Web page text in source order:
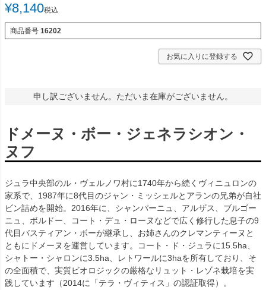
¥8,140税込
商品番号 16202
お気に入りに登録する
申し訳ございません。ただいま在庫がございません。
ドメーヌ・ボー・ジェネラシオン・
ヌフ
ジュラ中央部のル・ヴェルノワ村に1740年から続くヴィニュロンの
家系で、1987年に8代目のジャン・ミッシェルとアランの兄弟が自社
ビン詰めを開始。2016年に、シャンパーニュ、アルザス、ブルゴー
ニュ、ボルドー、コート・デュ・ローヌなどで広く修行した息子の9
代目バスティアン・ボーが継承し、お姉さんのクレマンティーヌと
ともにドメーヌを運営しています。コート・ド・ジュラに15.5ha、
シャトー・シャロンに3.5ha、レトワールに3haを所有しており、そ
の全面積で、実質ビオロジックの厳格なリュット・レゾネ栽培を実
践しています（2014に「テラ・ヴィティス」の認証取得）。